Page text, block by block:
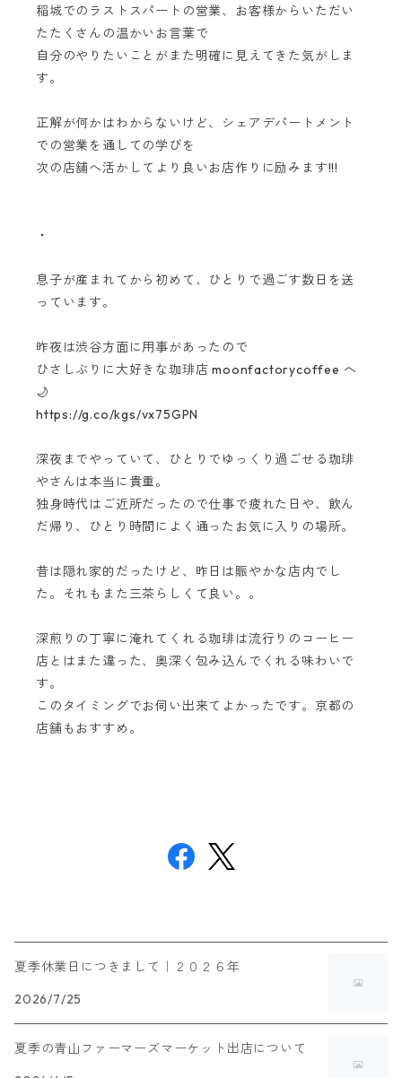
稲城でのラストスパートの営業、お客様からいただい
たたくさんの温かいお言葉で
自分のやりたいことがまた明確に見えてきた気がしま
す。
正解が何かはわからないけど、シェアデパートメント
での営業を通しての学びを
次の店舗へ活かしてより良いお店作りに励みます!!!
・
息子が産まれてから初めて、ひとりで過ごす数日を送
っています。
昨夜は渋谷方面に用事があったので
ひさしぶりに大好きな珈琲店 moonfactorycoffee へ
🌙
https://g.co/kgs/vx75GPN
深夜までやっていて、ひとりでゆっくり過ごせる珈琲
やさんは本当に貴重。
独身時代はご近所だったので仕事で疲れた日や、飲ん
だ帰り、ひとり時間によく通ったお気に入りの場所。
昔は隠れ家的だったけど、昨日は賑やかな店内でし
た。それもまた三茶らしくて良い。。
深煎りの丁寧に淹れてくれる珈琲は流行りのコーヒー
店とはまた違った、奥深く包み込んでくれる味わいで
す。
このタイミングでお伺い出来てよかったです。京都の
店舗もおすすめ。
夏季休業日につきまして｜２０２６年
2026/7/25
夏季の青山ファーマーズマーケット出店について